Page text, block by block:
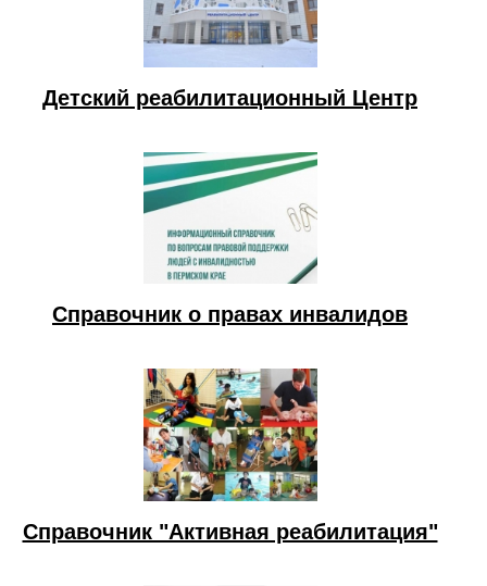
Детский реабилитационный Центр
Справочник о правах инвалидов
Справочник "Активная реабилитация"